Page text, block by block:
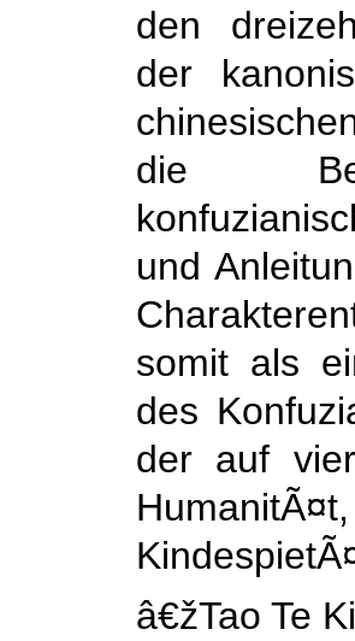
den
der
die
und
somit als
des
der auf
â€žTao Te